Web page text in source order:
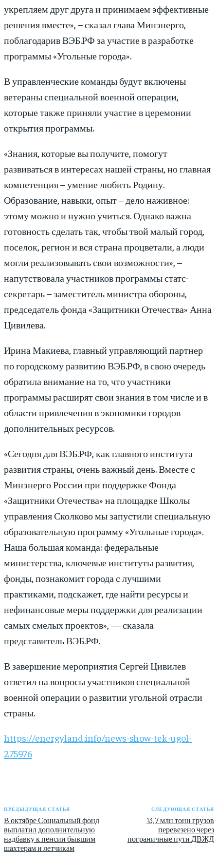
укрепляем друг друга и принимаем эффективные
решения вместе», – сказал глава Минэнерго,
поблагодарив ВЭБ.РФ за участие в разработке
программы «Угольные города».
В управленческие команды будут включены
ветераны специальной военной операции,
которые также приняли участие в церемонии
открытия программы.
«Знания, которые вы получите, помогут
развиваться в интересах нашей страны, но главная
компетенция – умение любить Родину.
Образование, навыки, опыт – дело наживное:
этому можно и нужно учиться. Однако важна
готовность сделать так, чтобы твой малый город,
поселок, регион и вся страна процветали, а люди
могли реализовывать свои возможности», –
напутствовала участников программы статс-
секретарь – заместитель министра обороны,
председатель фонда «Защитники Отечества» Анна
Цивилева.
Ирина Макиева, главный управляющий партнер
по городскому развитию ВЭБ.РФ, в свою очередь
обратила внимание на то, что участники
программы расширят свои знания в том числе и в
области привлечения в экономики городов
дополнительных ресурсов.
«Сегодня для ВЭБ.РФ, как главного института
развития страны, очень важный день. Вместе с
Минэнерго России при поддержке Фонда
«Защитники Отечества» на площадке Школы
управления Сколково мы запустили специальную
образовательную программу «Угольные города».
Наша большая команда: федеральные
министерства, ключевые институты развития,
фонды, познакомит города с лучшими
практиками, подскажет, где найти ресурсы и
нефинансовые меры поддержки для реализации
самых смелых проектов», — сказала
представитель ВЭБ.РФ.
В завершение мероприятия Сергей Цивилев
ответил на вопросы участников специальной
военной операции о развитии угольной отрасли
страны.
https://energyland.info/news-show-tek-ugol-
275976
ПРЕДЫДУЩАЯ СТАТЬЯ
В октябре Социальный фонд
выплатил дополнительную
надбавку к пенсии бывшим
шахтерам и летчикам
СЛЕДУЮЩАЯ СТАТЬЯ
13,7 млн тонн грузов
перевезено через
пограничные пути ДВЖД